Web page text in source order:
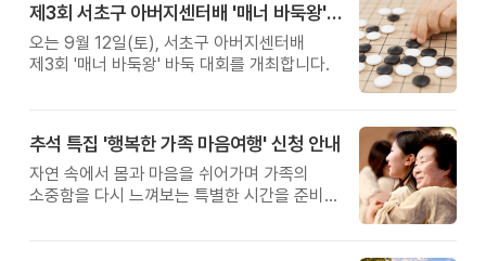
제3회 서초구 아버지센터배 '매너 바둑왕' 대회
오는 9월 12일(토), 서초구 아버지센터배
제3회 '매너 바둑왕' 바둑 대회를 개최합니다.
추석 특집 '행복한 가족 마음여행' 신청 안내
자연 속에서 몸과 마음을 쉬어가며 가족의
소중함을 다시 느껴보는 특별한 시간을 준비해